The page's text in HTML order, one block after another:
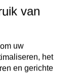
van
uw
het
en gerichte